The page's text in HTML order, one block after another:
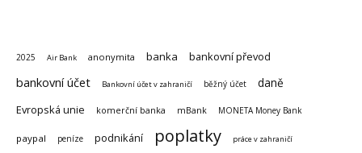
2025 Air Bank anonymita banka bankovní převod
bankovní účet Bankovní účet v zahraničí běžný účet daně
Evropská unie komerční banka mBank MONETA Money Bank
paypal peníze podnikání poplatky práce v zahraničí